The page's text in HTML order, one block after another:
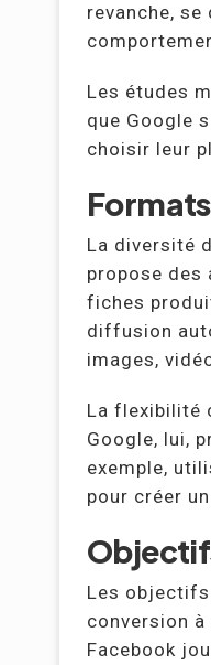
revanche,
Les études
que Google
choisir leur
La diversité
propose des
fiches
diffusion
images,
La flexibilité
Google, lui,
exemple,
pour créer
Les
conversion
Facebook